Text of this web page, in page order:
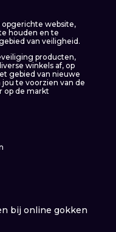
opgerichte website,
houden en te
van veiligheid.
producten,
winkels af, op
gebied van nieuwe
te voorzien van de
op de markt
bij online gokken